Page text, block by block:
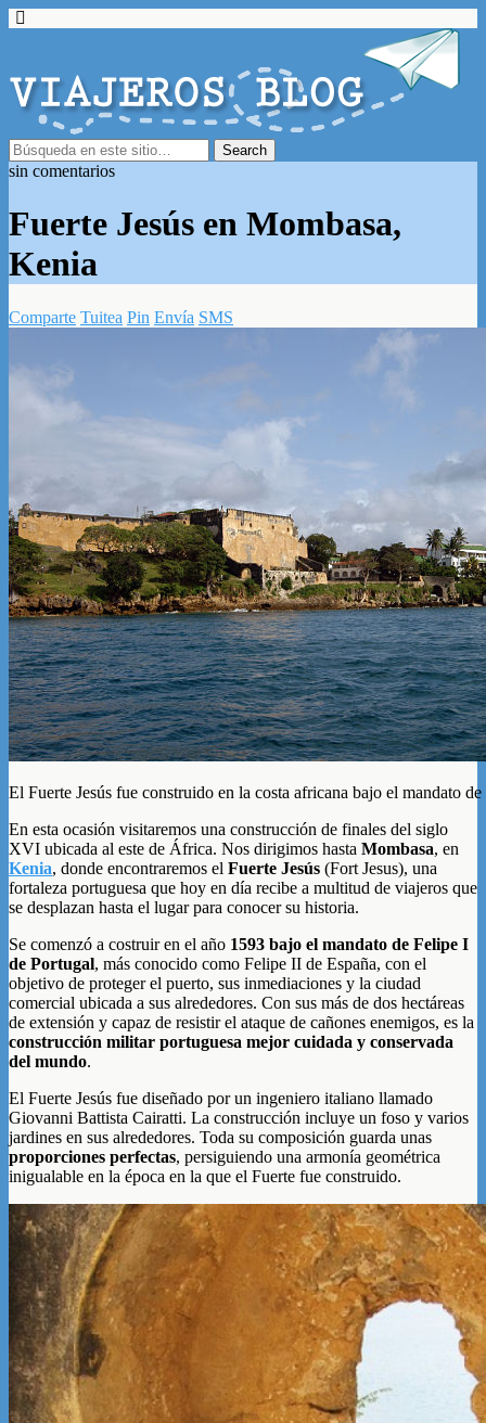
sin comentarios
Fuerte Jesús en Mombasa,
Kenia
Comparte Tuitea Pin Envía SMS
El Fuerte Jesús fue construido en la costa africana bajo el mandato
En esta ocasión visitaremos una construcción de finales del siglo
XVI ubicada al este de África. Nos dirigimos hasta Mombasa, en
Kenia, donde encontraremos el Fuerte Jesús (Fort Jesus), una
fortaleza portuguesa que hoy en día recibe a multitud de viajeros que
se desplazan hasta el lugar para conocer su historia.
Se comenzó a costruir en el año 1593 bajo el mandato de Felipe I
de Portugal, más conocido como Felipe II de España, con el
objetivo de proteger el puerto, sus inmediaciones y la ciudad
comercial ubicada a sus alrededores. Con sus más de dos hectáreas
de extensión y capaz de resistir el ataque de cañones enemigos, es la
construcción militar portuguesa mejor cuidada y conservada
del mundo.
El Fuerte Jesús fue diseñado por un ingeniero italiano llamado
Giovanni Battista Cairatti. La construcción incluye un foso y varios
jardines en sus alrededores. Toda su composición guarda unas
proporciones perfectas, persiguiendo una armonía geométrica
inigualable en la época en la que el Fuerte fue construido.